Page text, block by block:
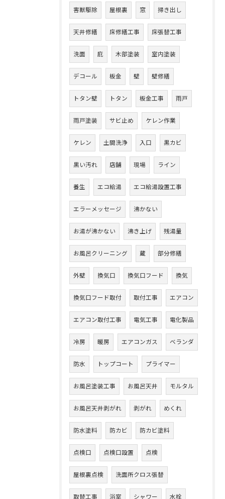
害獣駆除 屋根裏 窓 掃き出し
天井修繕 床修繕工事 床張替工事
洗面 庇 木部塗装 室内塗装
デコール 板金 壁 壁修繕
トタン壁 トタン 板金工事 雨戸
雨戸塗装 サビ止め ケレン作業
ケレン 土間洗浄 入口 黒カビ
黒い汚れ 店舗 現場 ライン
養生 エコ給湯 エコ給湯設置工事
エラーメッセージ 沸かない
お湯が沸かない 沸き上げ 残湯量
お風呂クリーニング 蔵 部分修繕
外壁 換気口 換気口フード 換気
換気口フード取付 取付工事 エアコン
エアコン取付工事 電気工事 電化製品
冷房 暖房 エアコンガス ベランダ
防水 トップコート プライマー
お風呂塗装工事 お風呂天井 モルタル
お風呂天井剥がれ 剥がれ めくれ
防水塗料 防カビ 防カビ塗料
点検口 点検口設置 点検
屋根裏点検 洗面所クロス張替
取替工事 浴室 シャワー 水栓